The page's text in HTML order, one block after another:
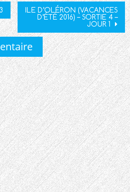
ILE D’OLÉRON (VACANCES
D’ÉTÉ 2016) – SORTIE 4 –
JOUR 1